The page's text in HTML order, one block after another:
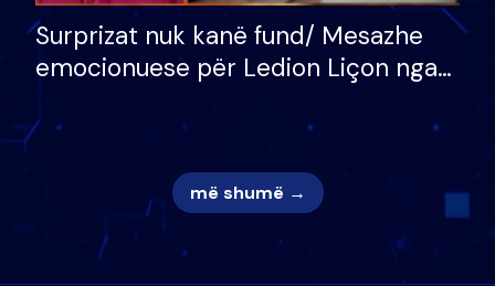
Surprizat nuk kanë fund/ Mesazhe
emocionuese për Ledion Liçon nga
nuk i mban dot lotët: Nuk meritoj…
më shumë →